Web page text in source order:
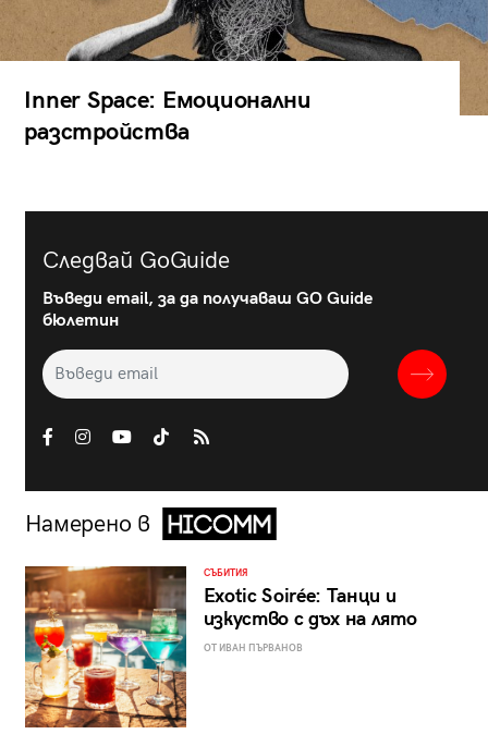
Inner Space: Емоционални
разстройства
Следвай GoGuide
Въведи email, за да получаваш GO Guide
бюлетин
Намерено в
СЪБИТИЯ
Exotic Soirée: Танци и
изкуство с дъх на лято
ОТ ИВАН ПЪРВАНОВ